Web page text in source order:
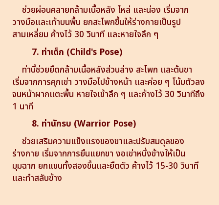
ช่วยผ่อนคลายกล้ามเนื้อหลัง ไหล่ และน่อง เริ่มจาก
วางมือและเท้าบนพื้น ยกสะโพกขึ้นให้ร่างกายเป็นรูป
สามเหลี่ยม ค้างไว้ 30 วินาที และหายใจลึก ๆ
7. ท่าเด็ก (Child's Pose)
ท่านี้ช่วยยืดกล้ามเนื้อหลังส่วนล่าง สะโพก และต้นขา
เริ่มจากการคุกเข่า วางมือไปข้างหน้า และค่อย ๆ โน้มตัวลง
จนหน้าผากแตะพื้น หายใจเข้าลึก ๆ และค้างไว้ 30 วินาทีถึง
1 นาที
8. ท่านักรบ (Warrior Pose)
ช่วยเสริมความแข็งแรงของขาและปรับสมดุลของ
ร่างกาย เริ่มจากการยืนแยกขา งอเข่าหนึ่งข้างให้เป็น
มุมฉาก ยกแขนทั้งสองขึ้นและยืดตัว ค้างไว้ 15-30 วินาที
และทำสลับข้าง